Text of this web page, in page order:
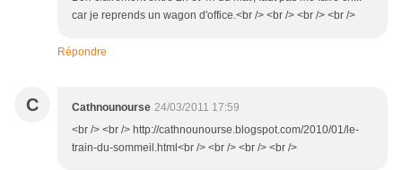
car je reprends un wagon d'office.<br /> <br /> <br /> <br />
Répondre
C Cathnounourse 24/03/2011 17:59
<br /> <br /> http://cathnounourse.blogspot.com/2010/01/le-
train-du-sommeil.html<br /> <br /> <br /> <br />